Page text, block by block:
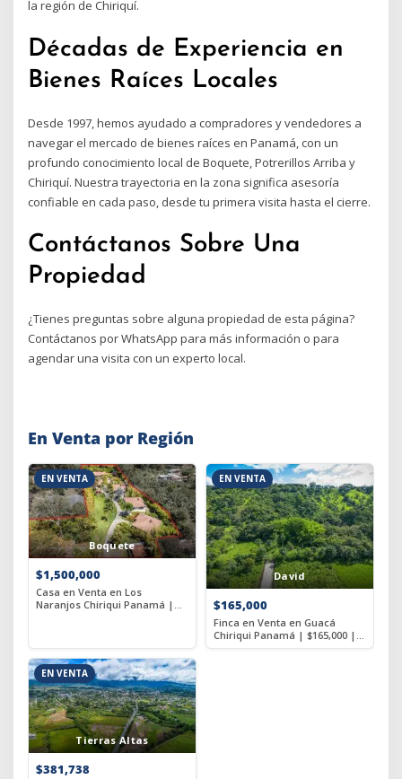
la región de Chiriquí.
Décadas de Experiencia en
Bienes Raíces Locales
Desde 1997, hemos ayudado a compradores y vendedores a
navegar el mercado de bienes raíces en Panamá, con un
profundo conocimiento local de Boquete, Potrerillos Arriba y
Chiriquí. Nuestra trayectoria en la zona significa asesoría
confiable en cada paso, desde tu primera visita hasta el cierre.
Contáctanos Sobre Una
Propiedad
¿Tienes preguntas sobre alguna propiedad de esta página?
Contáctanos por WhatsApp para más información o para
agendar una visita con un experto local.
En Venta por Región
EN VENTA
Boquete
$1,500,000
Casa en Venta en Los
Naranjos Chiriqui Panamá |
EN VENTA
David
$165,000
Finca en Venta en Guacá
Chiriqui Panamá | $165,000 |
MLS# 20776
EN VENTA
Tierras Altas
$381,738